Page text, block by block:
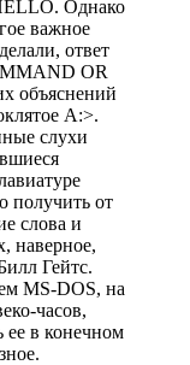
Однако
важное
ответ
OR
объяснений
A:>.
слухи
получить от
слова и
наверное,
Гейтс.
MS-DOS, на
часов,
ее в конечном